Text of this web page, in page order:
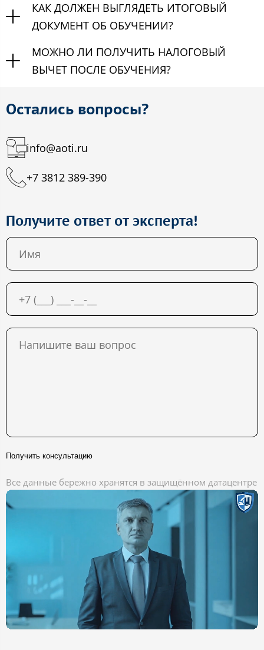
КАК ДОЛЖЕН ВЫГЛЯДЕТЬ ИТОГОВЫЙ
ДОКУМЕНТ ОБ ОБУЧЕНИИ?
МОЖНО ЛИ ПОЛУЧИТЬ НАЛОГОВЫЙ
ВЫЧЕТ ПОСЛЕ ОБУЧЕНИЯ?
Остались вопросы?
info@aoti.ru
+7 3812 389-390
Получите ответ от эксперта!
Получить консультацию
Все данные бережно хранятся в защищённом датацентре